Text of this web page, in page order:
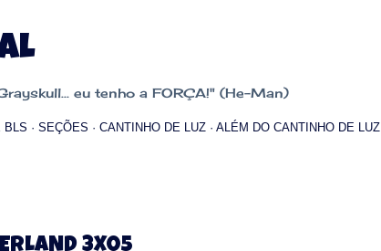
eu tenho a FORÇA!" (He-Man)
BLS SEÇÕES CANTINHO DE LUZ ALÉM DO CANTINHO DE LUZ
3X05